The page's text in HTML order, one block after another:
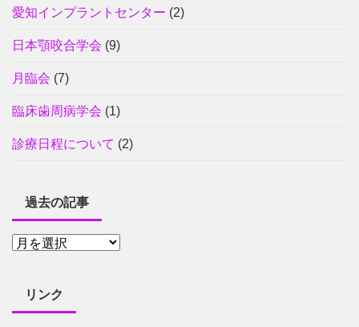
愛知インプラントセンター (2)
日本顎咬合学会 (9)
月臨会 (7)
臨床歯周病学会 (1)
診療日程について (2)
過去の記事
リンク